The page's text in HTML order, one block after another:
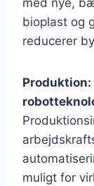
med nye,
bioplast og
reducerer
muligt for